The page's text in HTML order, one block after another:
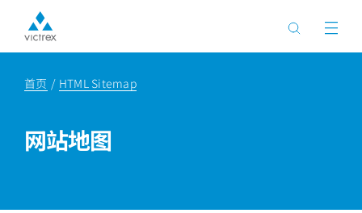
首页 HTML Sitemap
网站地图